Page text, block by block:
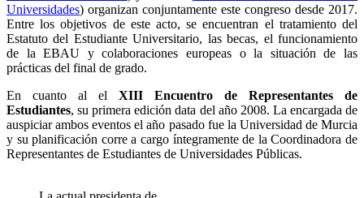
Universidades) organizan conjuntamente este congreso desde 2017.
Entre los objetivos de este acto, se encuentran el tratamiento del
Estatuto del Estudiante Universitario, las becas, el funcionamiento
de la EBAU y colaboraciones europeas o la situación de las
prácticas del final de grado.
En cuanto al el XIII Encuentro de Representantes de
Estudiantes, su primera edición data del año 2008. La encargada de
auspiciar ambos eventos el año pasado fue la Universidad de Murcia
y su planificación corre a cargo íntegramente de la Coordinadora de
Representantes de Estudiantes de Universidades Públicas.